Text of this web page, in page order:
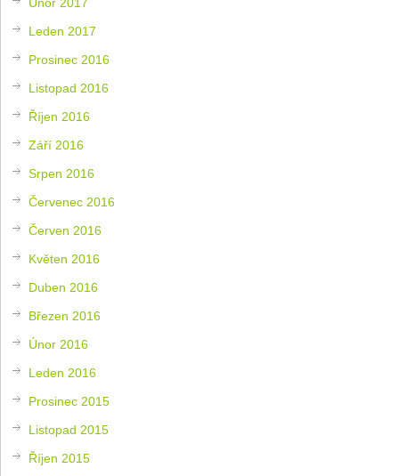
Leden 2017
Prosinec 2016
Listopad 2016
Říjen 2016
Září 2016
Srpen 2016
Červenec 2016
Červen 2016
Květen 2016
Duben 2016
Březen 2016
Únor 2016
Leden 2016
Prosinec 2015
Listopad 2015
Říjen 2015